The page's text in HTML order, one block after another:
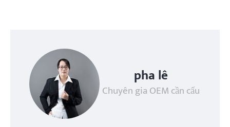
pha lê
Chuyên gia OEM cần cẩu